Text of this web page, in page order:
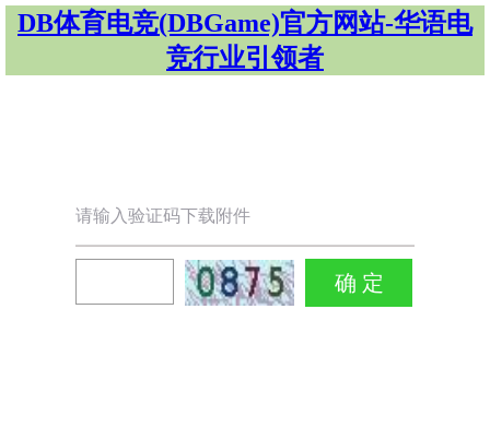
DB体育电竞(DBGame)官方网站-华语电
竞行业引领者
请输入验证码下载附件